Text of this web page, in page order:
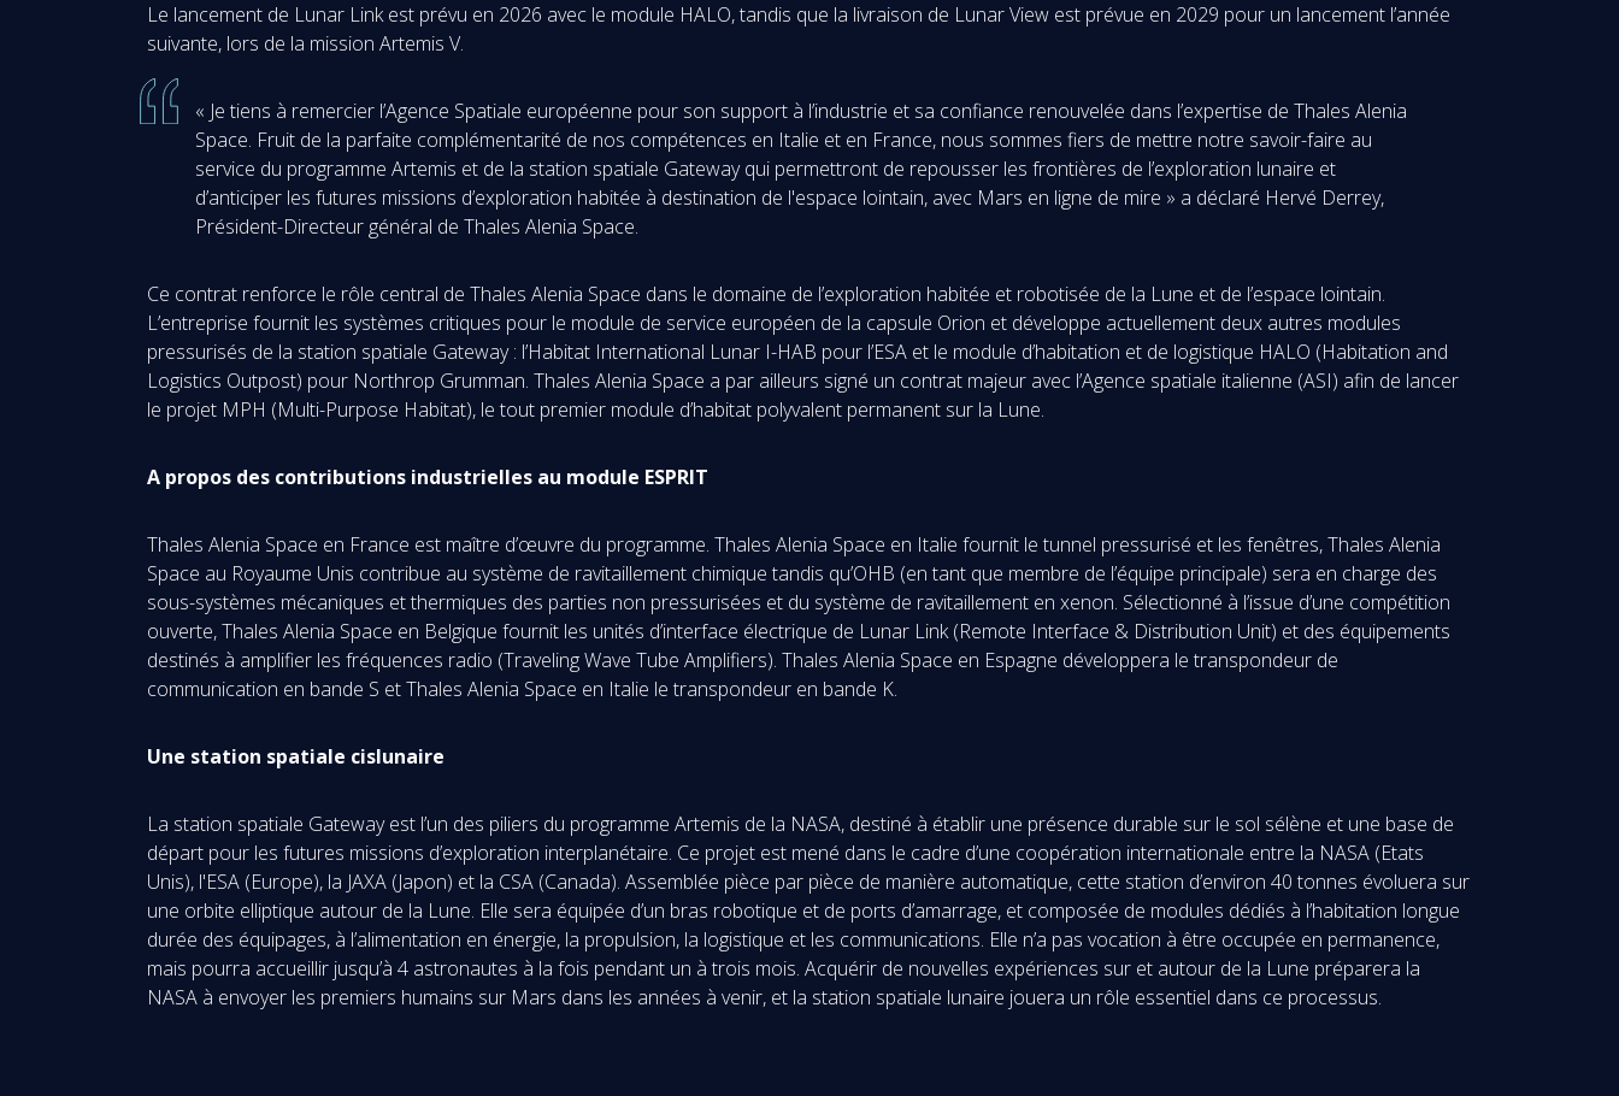
Le lancement de Lunar Link est prévu en 2026 avec le module HALO, tandis que la livraison de Lunar View est prévue en 2029 pour un lancement l’année
suivante, lors de la mission Artemis V.
« Je tiens à remercier l’Agence Spatiale européenne pour son support à l’industrie et sa confiance renouvelée dans l’expertise de Thales Alenia
Space. Fruit de la parfaite complémentarité de nos compétences en Italie et en France, nous sommes fiers de mettre notre savoir-faire au
service du programme Artemis et de la station spatiale Gateway qui permettront de repousser les frontières de l’exploration lunaire et
d’anticiper les futures missions d’exploration habitée à destination de l'espace lointain, avec Mars en ligne de mire » a déclaré Hervé Derrey,
Président-Directeur général de Thales Alenia Space.
Ce contrat renforce le rôle central de Thales Alenia Space dans le domaine de l’exploration habitée et robotisée de la Lune et de l’espace lointain.
L’entreprise fournit les systèmes critiques pour le module de service européen de la capsule Orion et développe actuellement deux autres modules
pressurisés de la station spatiale Gateway : l’Habitat International Lunar I-HAB pour l’ESA et le module d’habitation et de logistique HALO (Habitation and
Logistics Outpost) pour Northrop Grumman. Thales Alenia Space a par ailleurs signé un contrat majeur avec l’Agence spatiale italienne (ASI) afin de lancer
le projet MPH (Multi-Purpose Habitat), le tout premier module d’habitat polyvalent permanent sur la Lune.
A propos des contributions industrielles au module ESPRIT
Thales Alenia Space en France est maître d’œuvre du programme. Thales Alenia Space en Italie fournit le tunnel pressurisé et les fenêtres, Thales Alenia
Space au Royaume Unis contribue au système de ravitaillement chimique tandis qu’OHB (en tant que membre de l’équipe principale) sera en charge des
sous-systèmes mécaniques et thermiques des parties non pressurisées et du système de ravitaillement en xenon. Sélectionné à l’issue d’une compétition
ouverte, Thales Alenia Space en Belgique fournit les unités d’interface électrique de Lunar Link (Remote Interface & Distribution Unit) et des équipements
destinés à amplifier les fréquences radio (Traveling Wave Tube Amplifiers). Thales Alenia Space en Espagne développera le transpondeur de
communication en bande S et Thales Alenia Space en Italie le transpondeur en bande K.
Une station spatiale cislunaire
La station spatiale Gateway est l’un des piliers du programme Artemis de la NASA, destiné à établir une présence durable sur le sol sélène et une base de
départ pour les futures missions d’exploration interplanétaire. Ce projet est mené dans le cadre d’une coopération internationale entre la NASA (Etats
Unis), l'ESA (Europe), la JAXA (Japon) et la CSA (Canada). Assemblée pièce par pièce de manière automatique, cette station d’environ 40 tonnes évoluera sur
une orbite elliptique autour de la Lune. Elle sera équipée d’un bras robotique et de ports d’amarrage, et composée de modules dédiés à l’habitation longue
durée des équipages, à l’alimentation en énergie, la propulsion, la logistique et les communications. Elle n’a pas vocation à être occupée en permanence,
mais pourra accueillir jusqu’à 4 astronautes à la fois pendant un à trois mois. Acquérir de nouvelles expériences sur et autour de la Lune préparera la
NASA à envoyer les premiers humains sur Mars dans les années à venir, et la station spatiale lunaire jouera un rôle essentiel dans ce processus.